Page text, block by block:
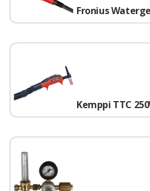
Fronius
Kemppi TTC